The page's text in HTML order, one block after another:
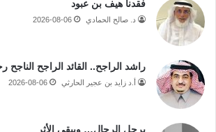
فقدنا هيف بن عبود
د. صالح الحمادي 2026-08-06
راشد الراجح.. القائد الراجح الناجح
أ.د زايد بن عجير الحارثي 2026-08-06
يرحل الرجال… ويبقى الأثر